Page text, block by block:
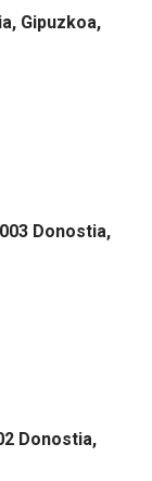
Gipuzkoa,
Donostia,
Donostia,